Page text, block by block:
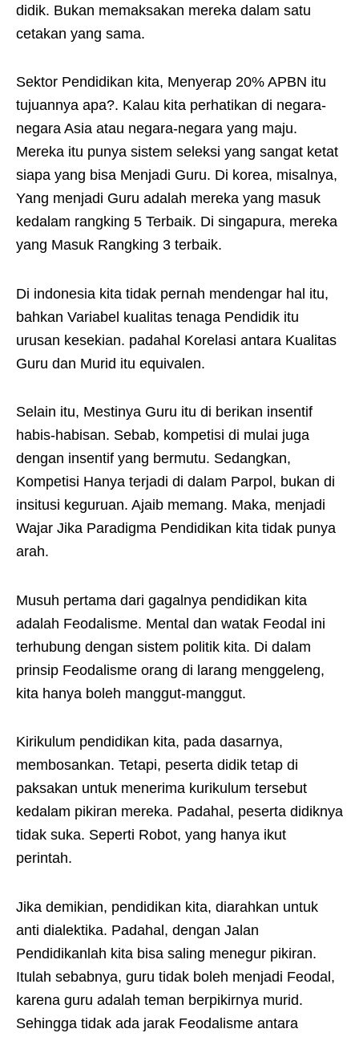
didik. Bukan memaksakan mereka dalam satu
cetakan yang sama.
Sektor Pendidikan kita, Menyerap 20% APBN itu
tujuannya apa?. Kalau kita perhatikan di negara-
negara Asia atau negara-negara yang maju.
Mereka itu punya sistem seleksi yang sangat ketat
siapa yang bisa Menjadi Guru. Di korea, misalnya,
Yang menjadi Guru adalah mereka yang masuk
kedalam rangking 5 Terbaik. Di singapura, mereka
yang Masuk Rangking 3 terbaik.
Di indonesia kita tidak pernah mendengar hal itu,
bahkan Variabel kualitas tenaga Pendidik itu
urusan kesekian. padahal Korelasi antara Kualitas
Guru dan Murid itu equivalen.
Selain itu, Mestinya Guru itu di berikan insentif
habis-habisan. Sebab, kompetisi di mulai juga
dengan insentif yang bermutu. Sedangkan,
Kompetisi Hanya terjadi di dalam Parpol, bukan di
insitusi keguruan. Ajaib memang. Maka, menjadi
Wajar Jika Paradigma Pendidikan kita tidak punya
arah.
Musuh pertama dari gagalnya pendidikan kita
adalah Feodalisme. Mental dan watak Feodal ini
terhubung dengan sistem politik kita. Di dalam
prinsip Feodalisme orang di larang menggeleng,
kita hanya boleh manggut-manggut.
Kirikulum pendidikan kita, pada dasarnya,
membosankan. Tetapi, peserta didik tetap di
paksakan untuk menerima kurikulum tersebut
kedalam pikiran mereka. Padahal, peserta didiknya
tidak suka. Seperti Robot, yang hanya ikut
perintah.
Jika demikian, pendidikan kita, diarahkan untuk
anti dialektika. Padahal, dengan Jalan
Pendidikanlah kita bisa saling menegur pikiran.
Itulah sebabnya, guru tidak boleh menjadi Feodal,
karena guru adalah teman berpikirnya murid.
Sehingga tidak ada jarak Feodalisme antara